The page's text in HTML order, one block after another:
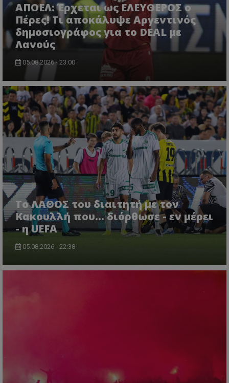
ΑΠΟΕΛ: Έρχεται ως ΕΛΕΥΘΕΡΟΣ ο
Πέρες! Τι αποκάλυψε Αργεντινός
δημοσιογράφος για το DEAL με
Λανούς
05.08.2026 - 23:00
Το ΛΑΘΟΣ του διαιτητή με τον
Κακουλλή που... διόρθωσε - εν μέρει
- η UEFA
05.08.2026 - 22:38